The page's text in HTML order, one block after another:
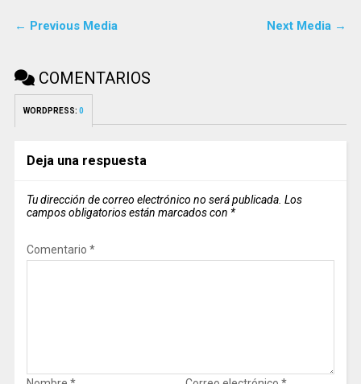
← Previous Media Next Media →
COMENTARIOS
WORDPRESS: 0
Deja una respuesta
Tu dirección de correo electrónico no será publicada. Los
campos obligatorios están marcados con *
Comentario *